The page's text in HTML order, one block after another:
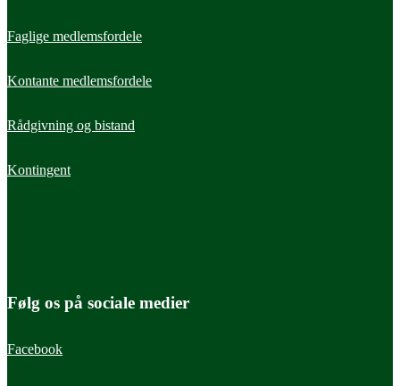
Faglige medlemsfordele
Kontante medlemsfordele
Rådgivning og bistand
Kontingent
Følg os på sociale medier
Facebook